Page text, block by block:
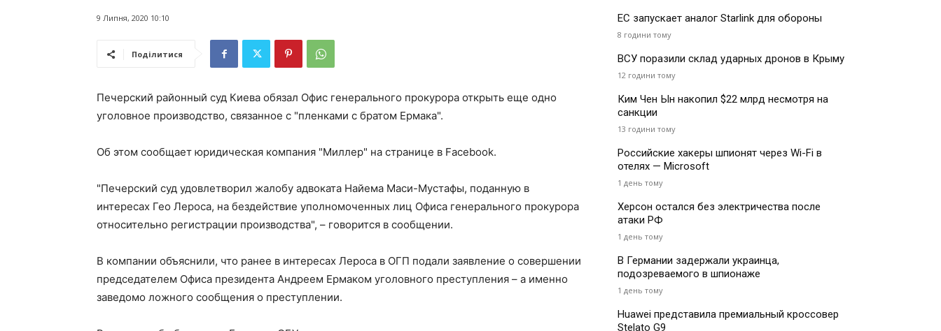
9 Липня, 2020 10:10
Поділитися
Печерский районный суд Киева обязал Офис генерального прокурора открыть еще одно
уголовное производство, связанное с "пленками с братом Ермака".
Об этом сообщает юридическая компания "Миллер" на странице в Facebook.
"Печерский суд удовлетворил жалобу адвоката Найема Маси-Мустафы, поданную в
интересах Гео Лероса, на бездействие уполномоченных лиц Офиса генерального прокурора
относительно регистрации производства", – говорится в сообщении.
В компании объяснили, что ранее в интересах Лероса в ОГП подали заявление о совершении
председателем Офиса президента Андреем Ермаком уголовного преступления – а именно
заведомо ложного сообщения о преступлении.
ЕС запускает аналог Starlink для обороны
8 години тому
ВСУ поразили склад ударных дронов в Крыму
12 години тому
Ким Чен Ын накопил $22 млрд несмотря на
санкции
13 години тому
Российские хакеры шпионят через Wi-Fi в
отелях — Microsoft
1 день тому
Херсон остался без электричества после
атаки РФ
1 день тому
В Германии задержали украинца,
подозреваемого в шпионаже
1 день тому
Huawei представила премиальный кроссовер
Stelato G9